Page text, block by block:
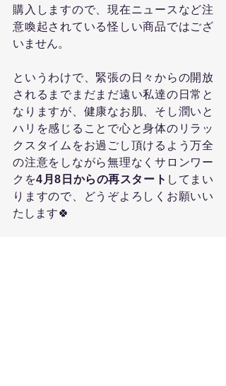
購入しますので、現在ニュースなど注
意喚起されている怪しい商品ではござ
いません。
というわけで、緊張の日々からの開放
されるまでまだまだ遠い私達の日常と
なりますが、健康なお肌、そし潤いと
ハリを感じることで心と身体のリラッ
クスタイムをお過ごし頂けるよう万全
の注意をしながら無理なくサロンワー
クを4月8日からの再スタート してまい
りますので、どうぞよろしくお願いい
たします🍀